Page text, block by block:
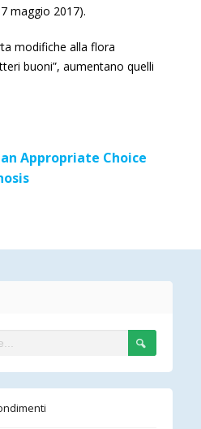
maggio 2017).
modifiche alla flora
buoni”, aumentano quelli
Appropriate Choice